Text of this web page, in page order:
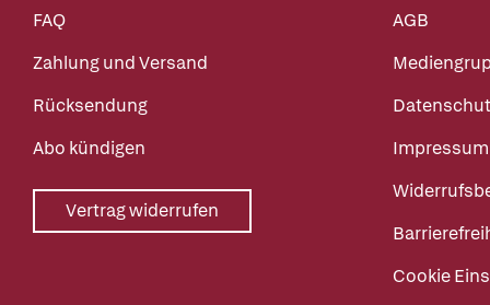
FAQ
Zahlung und Versand
Rücksendung
Abo kündigen
Vertrag widerrufen
AGB
Impressum
Cookie